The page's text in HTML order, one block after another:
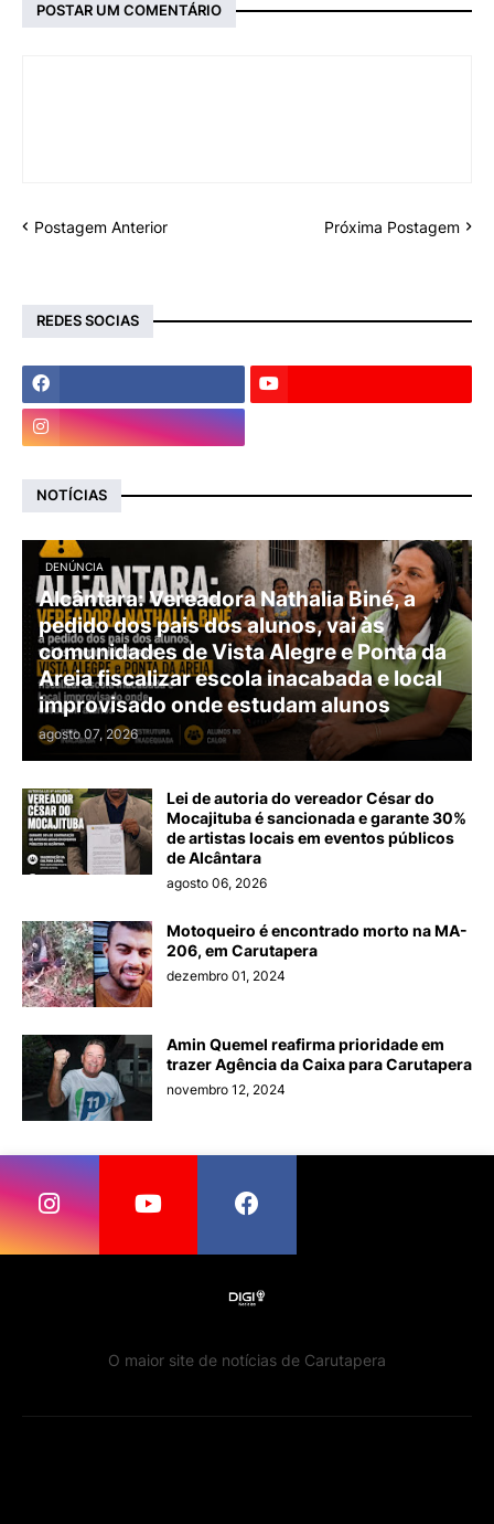
POSTAR UM COMENTÁRIO
Postagem Anterior Próxima Postagem
REDES SOCIAS
NOTÍCIAS
DENÚNCIA
Alcântara: Vereadora Nathalia Biné, a
pedido dos pais dos alunos, vai às
comunidades de Vista Alegre e Ponta da
Areia fiscalizar escola inacabada e local
improvisado onde estudam alunos
agosto 07, 2026
Lei de autoria do vereador César do
Mocajituba é sancionada e garante 30%
de artistas locais em eventos públicos
de Alcântara
agosto 06, 2026
Motoqueiro é encontrado morto na MA-
206, em Carutapera
dezembro 01, 2024
Amin Quemel reafirma prioridade em
trazer Agência da Caixa para Carutapera
novembro 12, 2024
O maior site de notícias de Carutapera